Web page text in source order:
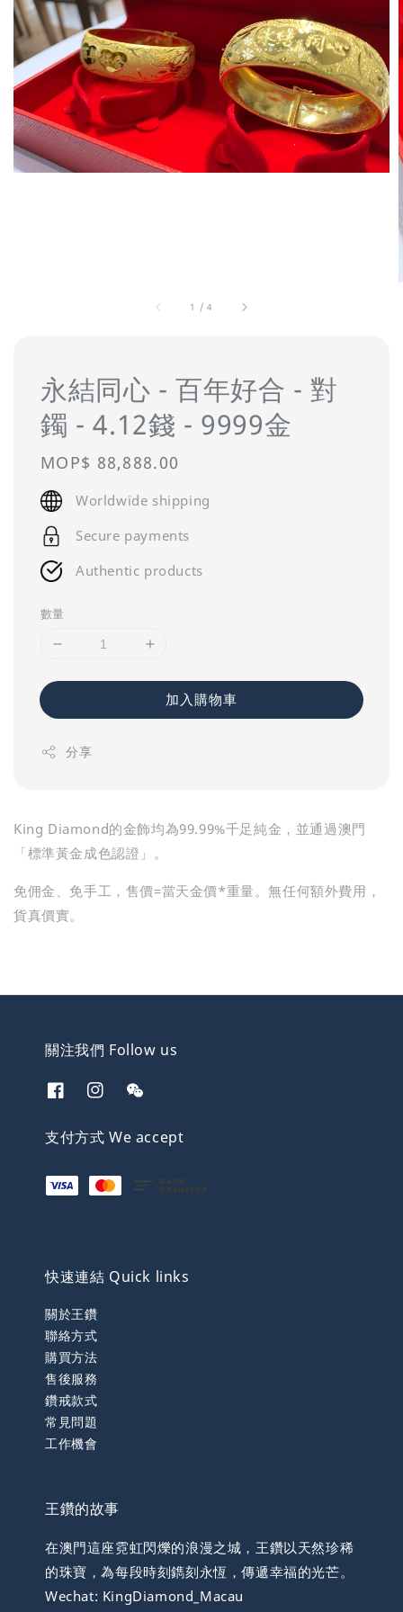
1 /4
永結同心 - 百年好合 - 對
鐲 - 4.12錢 - 9999金
Regular
price
MOP$ 88,888.00
Worldwide shipping
Secure payments
Authentic products
數量
加入購物車
分享
King Diamond的金飾均為99.99%千足純金，並通過澳門
「標準黃金成色認證」。
免佣金、免手工，售價=當天金價*重量。無任何額外費用，
貨真價實。
關注我們 Follow us
支付方式 We accept
快速連結 Quick links
關於王鑽
聯絡方式
購買方法
售後服務
鑽戒款式
常見問題
工作機會
王鑽的故事
在澳門這座霓虹閃爍的浪漫之城，王鑽以天然珍稀
的珠寶，為每段時刻鐫刻永恆，傳遞幸福的光芒。
Wechat: KingDiamond_Macau